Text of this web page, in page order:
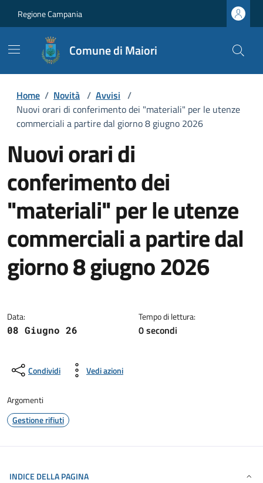
Regione Campania
Comune di Maiori
Home / Novità / Avvisi /
Nuovi orari di conferimento dei "materiali" per le utenze
commerciali a partire dal giorno 8 giugno 2026
Nuovi orari di
conferimento dei
"materiali" per le utenze
commerciali a partire dal
giorno 8 giugno 2026
Data:
08 Giugno 26
Tempo di lettura:
0 secondi
Condividi Vedi azioni
Argomenti
Gestione rifiuti
INDICE DELLA PAGINA